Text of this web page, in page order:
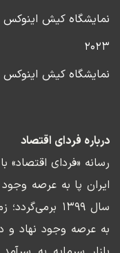
نمایشگاه کیش اینوکس
۲۰۲۳
نمایشگاه کیش اینوکس ۲۰۲۲
درباره فردای اقتصاد
رسانه «فردای
ایران پا به عرصه
سال ۱۳۹۹
به عرصه وجود نهاد و